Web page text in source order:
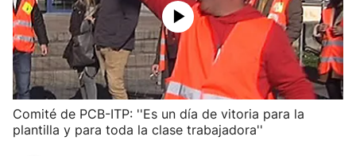
Comité de PCB-ITP: ''Es un día de vitoria para la
plantilla y para toda la clase trabajadora''